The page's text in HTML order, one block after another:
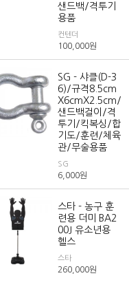
샌드백/격투기
용품
컨텐더
100,000원
SG - 샤클(D-3
6)/규격8.5cm
X6cmX2.5cm/
샌드백걸이/격
투기/킥복싱/합
기도/훈련/체육
관/무술용품
SG
6,000원
스타 - 농구 훈
련용 더미 BA2
00J 유소년용
헬스
스타
260,000원